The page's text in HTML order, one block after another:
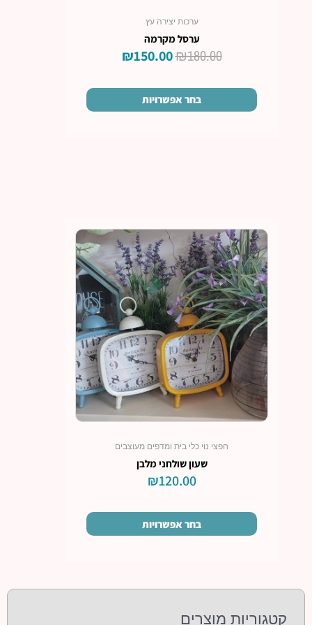
ערכות יצירה עץ
ערסל מקרמה
₪180.00
₪150.00
בחר אפשרויות
חפצי נוי כלי בית ומדפים מעוצבים
שעון שולחני מלבן
₪120.00
בחר אפשרויות
זה
יש
מספר
סוגים.
ניתן
לבחור
את
האפשרויות
בעמוד
המוצר
קטגוריות מוצרים